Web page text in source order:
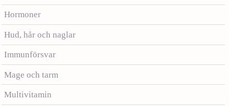
Hormoner
Hud, hår och naglar
Immunförsvar
Mage och tarm
Multivitamin